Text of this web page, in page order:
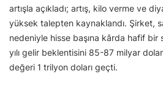
artışla açıkladı; artış, kilo verme ve
yüksek talepten kaynaklandı. Şirket,
nedeniyle hisse başına kârda hafif
yılı gelir beklentisini 85-87 milyar
değeri 1 trilyon doları geçti.